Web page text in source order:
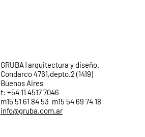
GRUBA | arquitectura y diseño.
Condarco 4761,depto.2 (1419)
Buenos Aires
t: +54 11 4517 7046
m15 51 61 84 53 m15 54 69 74 18
info@gruba.com.ar